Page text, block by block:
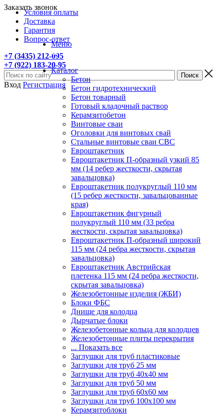
Условия оплаты
Доставка
Гарантия
Вопрос-ответ
+7 (3435) 212-095
+7 (922) 183-20-95
Заказать звонок
Вход Регистрация
Меню
Каталог
Бетон
Бетон гидротехнический
Бетон товарный
Готовый кладочный раствор
Керамзитобетон
Винтовые сваи
Оголовки для винтовых свай
Стальные винтовые сваи СВС
Евроштакетник
Евроштакетник П-образный узкий 85
мм (14 ребер жесткости, скрытая
завальцовка)
Евроштакетник полукруглый 110 мм
(15 ребер жесткости, завальцованные
края)
Евроштакетник фигурный
полукруглый 110 мм (33 ребра
жесткости, скрытая завальцовка)
Евроштакетник П-образный широкий
115 мм (24 ребра жесткости, скрытая
завальцовка)
Евроштакетник Австрийская
плетенка 115 мм (24 ребра жесткости,
скрытая завальцовка)
Железобетонные изделия (ЖБИ)
Блоки ФБС
Днище для колодца
Дырчатые блоки
Железобетонные кольца для колодцев
Железобетонные плиты перекрытия
... Показать все
Заглушки для труб пластиковые
Заглушки для труб 25 мм
Заглушки для труб 40х40 мм
Заглушки для труб 50 мм
Заглушки для труб 60х60 мм
Заглушки для труб 100х100 мм
Керамзитоблоки